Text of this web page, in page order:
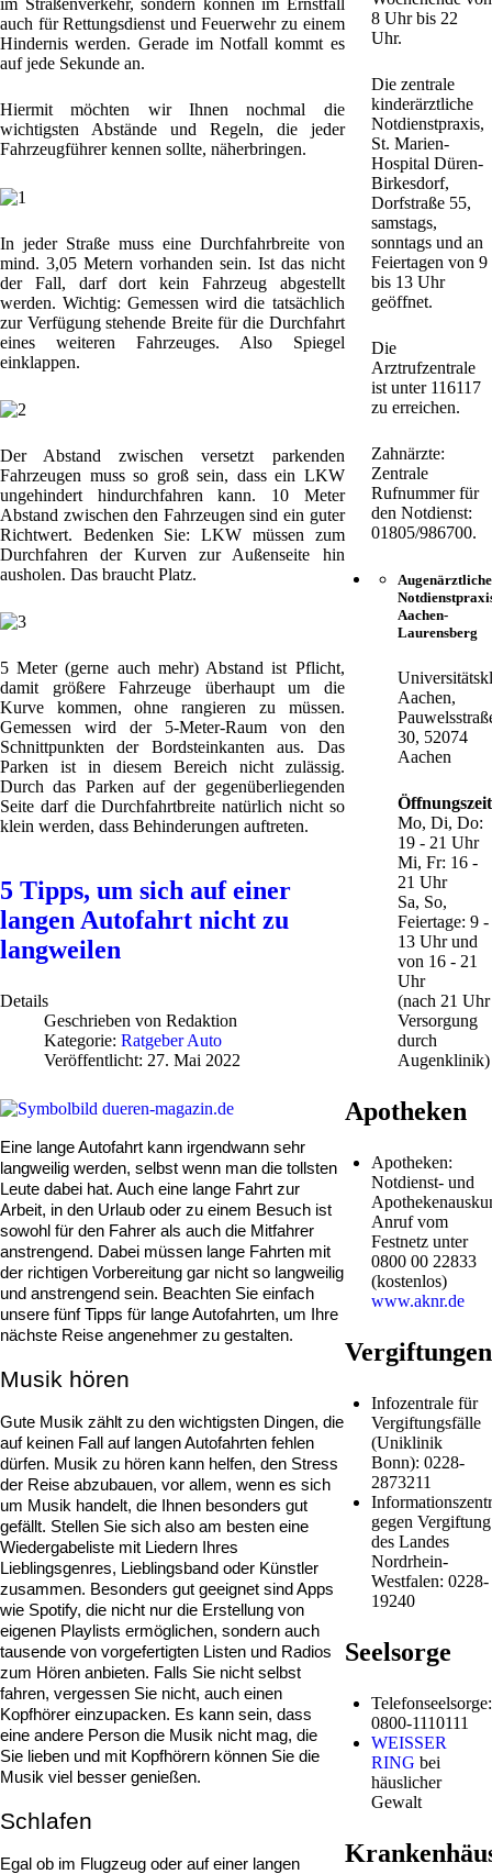
im Straßenverkehr, sondern können im Ernstfall
auch für Rettungsdienst und Feuerwehr zu einem
Hindernis werden. Gerade im Notfall kommt es
auf jede Sekunde an.
Hiermit möchten wir Ihnen nochmal die
wichtigsten Abstände und Regeln, die jeder
Fahrzeugführer kennen sollte, näherbringen.
In jeder Straße muss eine Durchfahrbreite von
mind. 3,05 Metern vorhanden sein. Ist das nicht
der Fall, darf dort kein Fahrzeug abgestellt
werden. Wichtig: Gemessen wird die tatsächlich
zur Verfügung stehende Breite für die Durchfahrt
eines weiteren Fahrzeuges. Also Spiegel
einklappen.
Der Abstand zwischen versetzt parkenden
Fahrzeugen muss so groß sein, dass ein LKW
ungehindert hindurchfahren kann. 10 Meter
Abstand zwischen den Fahrzeugen sind ein guter
Richtwert. Bedenken Sie: LKW müssen zum
Durchfahren der Kurven zur Außenseite hin
ausholen. Das braucht Platz.
5 Meter (gerne auch mehr) Abstand ist Pflicht,
damit größere Fahrzeuge überhaupt um die
Kurve kommen, ohne rangieren zu müssen.
Gemessen wird der 5-Meter-Raum von den
Schnittpunkten der Bordsteinkanten aus. Das
Parken ist in diesem Bereich nicht zulässig.
Durch das Parken auf der gegenüberliegenden
Seite darf die Durchfahrtbreite natürlich nicht so
klein werden, dass Behinderungen auftreten.
5 Tipps, um sich auf einer
langen Autofahrt nicht zu
langweilen
Details
Geschrieben von Redaktion
Kategorie: Ratgeber Auto
Veröffentlicht: 27. Mai 2022
Eine lange Autofahrt kann irgendwann sehr
langweilig werden, selbst wenn man die tollsten
Leute dabei hat. Auch eine lange Fahrt zur
Arbeit, in den Urlaub oder zu einem Besuch ist
sowohl für den Fahrer als auch die Mitfahrer
anstrengend. Dabei müssen lange Fahrten mit
der richtigen Vorbereitung gar nicht so langweilig
und anstrengend sein. Beachten Sie einfach
unsere fünf Tipps für lange Autofahrten, um Ihre
nächste Reise angenehmer zu gestalten.
Musik hören
Gute Musik zählt zu den wichtigsten Dingen, die
auf keinen Fall auf langen Autofahrten fehlen
dürfen. Musik zu hören kann helfen, den Stress
der Reise abzubauen, vor allem, wenn es sich
um Musik handelt, die Ihnen besonders gut
gefällt. Stellen Sie sich also am besten eine
Wiedergabeliste mit Liedern Ihres
Lieblingsgenres, Lieblingsband oder Künstler
zusammen. Besonders gut geeignet sind Apps
wie Spotify, die nicht nur die Erstellung von
eigenen Playlists ermöglichen, sondern auch
tausende von vorgefertigten Listen und Radios
zum Hören anbieten. Falls Sie nicht selbst
fahren, vergessen Sie nicht, auch einen
Kopfhörer einzupacken. Es kann sein, dass
eine andere Person die Musik nicht mag, die
Sie lieben und mit Kopfhörern können Sie die
Musik viel besser genießen.
Schlafen
Egal ob im Flugzeug oder auf einer langen
8 Uhr bis 22
Uhr.
Die zentrale
kinderärztliche
Notdienstpraxis,
St. Marien-
Hospital Düren-
Birkesdorf,
Dorfstraße 55,
samstags,
sonntags und an
Feiertagen von 9
bis 13 Uhr
geöffnet.
Die
Arztrufzentrale
ist unter 116117
zu erreichen.
Zahnärzte:
Zentrale
Rufnummer für
den Notdienst:
01805/986700.
Augenärztliche
Aachen-
Laurensberg
Aachen,
30, 52074
Aachen
Mo, Di, Do:
19 - 21 Uhr
Mi, Fr: 16 -
21 Uhr
Sa, So,
Feiertage: 9 -
13 Uhr und
von 16 - 21
Uhr
(nach 21 Uhr
Versorgung
durch
Augenklinik)
Apotheken
Apotheken:
Notdienst- und
Anruf vom
Festnetz unter
0800 00 22833
(kostenlos)
www.aknr.de
Vergiftungen
Infozentrale für
Vergiftungsfälle
(Uniklinik
Bonn): 0228-
2873211
gegen Vergiftung
des Landes
Nordrhein-
Westfalen: 0228-
19240
Seelsorge
Telefonseelsorge:
0800-1110111
WEISSER
RING bei
häuslicher
Gewalt